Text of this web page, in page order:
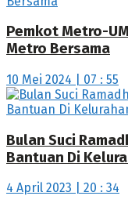
Pemkot Metro-
Metro Bersama
10 Mei 2024 | 07 : 55
Bulan Suci
Bantuan Di
4 April 2023 | 20 : 34